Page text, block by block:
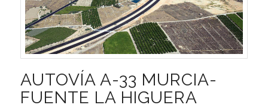
AUTOVÍA A-33 MURCIA-
FUENTE LA HIGUERA